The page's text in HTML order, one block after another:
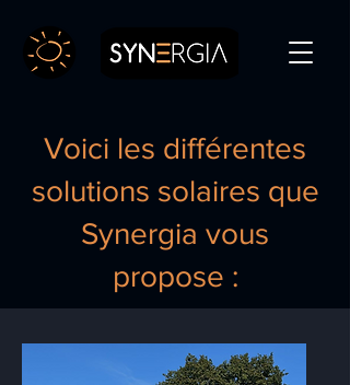
Voici les différentes
solutions solaires que
Synergia vous
propose :